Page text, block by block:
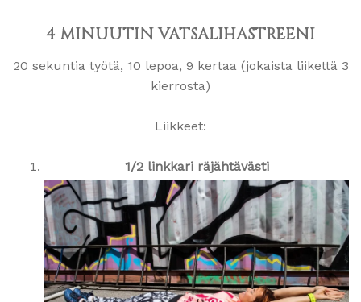
4 MINUUTIN VATSALIHASTREENI
20 sekuntia työtä, 10 lepoa, 9 kertaa (jokaista liikettä 3
kierrosta)
Liikkeet:
1/2 linkkari räjähtävästi